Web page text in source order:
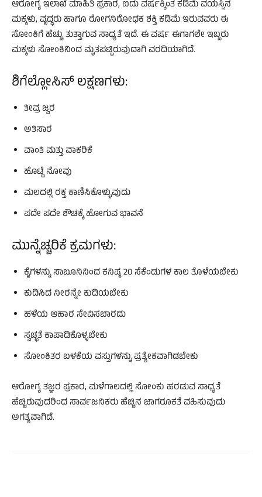
ಆರೋಗ್ಯ ಇಲಾಖೆ ಮಾಹಿತಿ ಪ್ರಕಾರ, ಐದು ವರ್ಷಕ್ಕಿಂತ ಕಡಿಮೆ ವಯಸ್ಸಿನ
ಮಕ್ಕಳು, ವೃದ್ಧರು ಹಾಗೂ ರೋಗನಿರೋಧಕ ಶಕ್ತಿ ಕಡಿಮೆ ಇರುವವರು ಈ
ಸೋಂಕಿಗೆ ಹೆಚ್ಚು ತುತ್ತಾಗುವ ಸಾಧ್ಯತೆ ಇದೆ. ಈ ವರ್ಷ ಈಗಾಗಲೇ ಇಬ್ಬರು
ಮಕ್ಕಳು ಸೋಂಕಿನಿಂದ ಮೃತಪಟ್ಟಿರುವುದಾಗಿ ವರದಿಯಾಗಿದೆ.
ಶಿಗೆಲ್ಲೋಸಿಸ್ ಲಕ್ಷಣಗಳು:
ತೀವ್ರ ಜ್ವರ
ಅತಿಸಾರ
ವಾಂತಿ ಮತ್ತು ವಾಕರಿಕೆ
ಹೊಟ್ಟೆ ನೋವು
ಮಲದಲ್ಲಿ ರಕ್ತ ಕಾಣಿಸಿಕೊಳ್ಳುವುದು
ಪದೇ ಪದೇ ಶೌಚಕ್ಕೆ ಹೋಗುವ ಭಾವನೆ
ಮುನ್ನೆಚ್ಚರಿಕೆ ಕ್ರಮಗಳು:
ಕೈಗಳನ್ನು ಸಾಬೂನಿನಿಂದ ಕನಿಷ್ಠ 20 ಸೆಕೆಂಡುಗಳ ಕಾಲ ತೊಳೆಯಬೇಕು
ಕುದಿಸಿದ ನೀರನ್ನೇ ಕುಡಿಯಬೇಕು
ಹಳೆಯ ಆಹಾರ ಸೇವಿಸಬಾರದು
ಸ್ವಚ್ಛತೆ ಕಾಪಾಡಿಕೊಳ್ಳಬೇಕು
ಸೋಂಕಿತರ ಬಳಕೆಯ ವಸ್ತುಗಳನ್ನು ಪ್ರತ್ಯೇಕವಾಗಿಡಬೇಕು
ಆರೋಗ್ಯ ತಜ್ಞರ ಪ್ರಕಾರ, ಮಳೆಗಾಲದಲ್ಲಿ ಸೋಂಕು ಹರಡುವ ಸಾಧ್ಯತೆ
ಹೆಚ್ಚಿರುವುದರಿಂದ ಸಾರ್ವಜನಿಕರು ಹೆಚ್ಚಿನ ಜಾಗರೂಕತೆ ವಹಿಸುವುದು
ಅಗತ್ಯವಾಗಿದೆ.